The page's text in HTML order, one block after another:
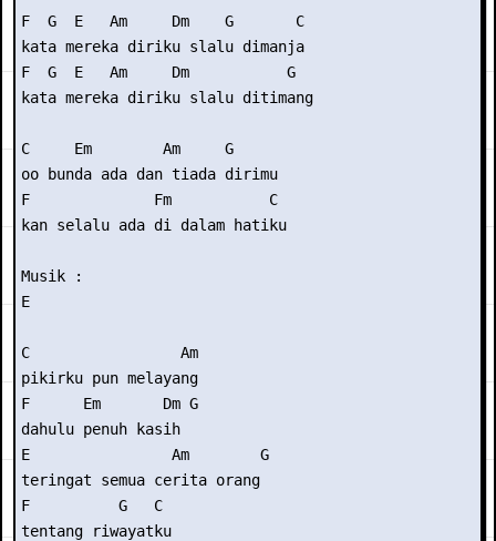
F  G  E   Am     Dm    G       C
kata mereka diriku slalu dimanja
F  G  E   Am     Dm           G
kata mereka diriku slalu ditimang
C     Em        Am     G
oo bunda ada dan tiada dirimu
F              Fm           C
kan selalu ada di dalam hatiku
Musik :
E
C                 Am
pikirku pun melayang
F      Em       Dm G
dahulu penuh kasih
E                Am        G
teringat semua cerita orang
F          G   C
tentang riwayatku